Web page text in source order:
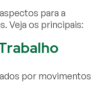
para a
Veja os principais:
por movimentos